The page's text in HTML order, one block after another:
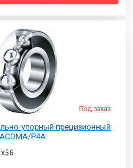
упорный прецизионный
P4A
Под заказ